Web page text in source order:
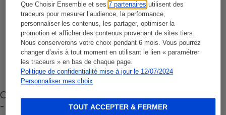
Que Choisir Ensemble et ses7 partenaires utilisent des
traceurs pour mesurer l’audience, la performance,
personnaliser les contenus, les partager, optimiser la
promotion et afficher des contenus provenant de sites tiers.
Nous conserverons votre choix pendant 6 mois. Vous pourrez
changer d’avis à tout moment en utilisant le lien « paramétrer
les traceurs » en bas de chaque page.
Politique de confidentialité mise à jour le 12/07/2024
Personnaliser mes choix
TOUT ACCEPTER & FERMER
Cafetière à capsules zéro déchet CoffeeB (vidéo)
- Premières impressions